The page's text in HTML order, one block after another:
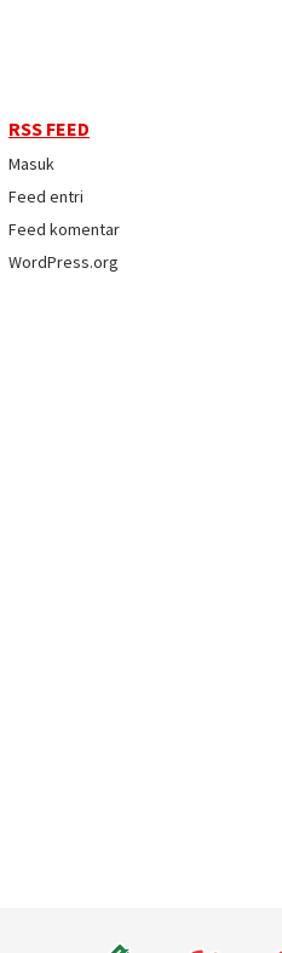
RSS FEED
Masuk
Feed entri
Feed komentar
WordPress.org